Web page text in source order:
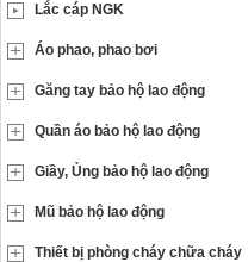
Lắc cáp NGK
Áo phao, phao bơi
Găng tay bảo hộ lao động
Quần áo bảo hộ lao động
Giầy, Ủng bảo hộ lao động
Mũ bảo hộ lao động
Thiết bị phòng cháy chữa cháy